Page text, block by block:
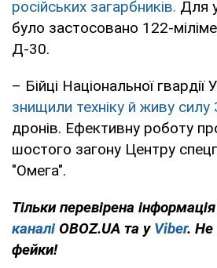
російських загарбників. Для
було застосовано 122-
Д-30.
– Бійці Національної гвардії
знищили техніку й живу
дронів. Ефективну роботу
шостого загону Центру
"Омега".
Тільки перевірена
каналі OBOZ.UA та у Viber. Не
фейки!